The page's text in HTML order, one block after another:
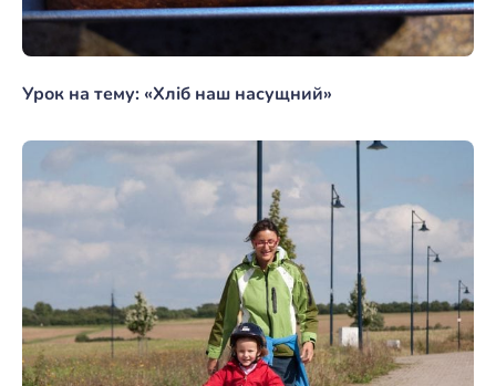
Урок на тему: «Хліб наш насущний»